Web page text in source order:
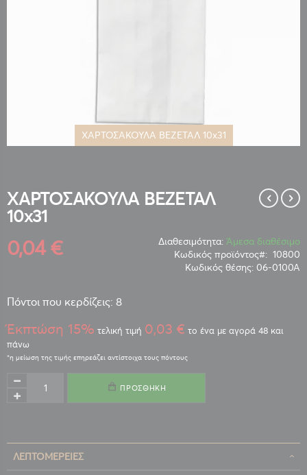
ΧΑΡΤΟΣΑΚΟΥΛΑ ΒΕΖΕΤΑΛ 10x31
της
συλλογής
εικόνων
ΧΑΡΤΟΣΑΚΟΥΛΑ ΒΕΖΕΤΑΛ
10x31
0,04 € Διαθεσιμότητα: Άμεσα διαθέσιμο
Κωδικός προϊόντος
10800
Κωδικός θέσης: 06-0100Α
Πόντοι που κερδίζεις: 8
Έκπτώση 15% τελική τιμή 0,03 € το ένα με αγορά 48 και
πάνω
ΠΡΟΣΘΉΚΗ
ΛΕΠΤΟΜΈΡΕΙΕΣ